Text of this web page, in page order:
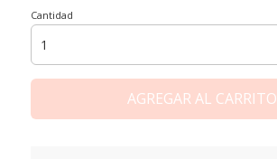
Cantidad
AGREGAR AL CARRITO